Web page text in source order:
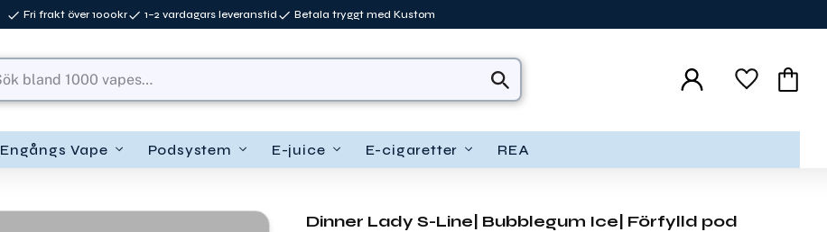
Fri frakt över 1000kr 1–2 vardagars leveranstid Betala tryggt med Kustom
Favoriter
Engångs Vape Podsystem E-juice E-cigaretter REA
Dinner Lady S-Line| Bubblegum Ice| Förfylld pod